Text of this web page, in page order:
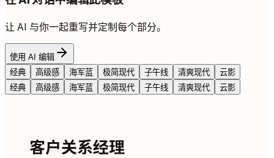
让 AI 与你一起重写并定制每个部分。
使用 AI 编辑
经典
高级感 海军蓝 极简现代 子午线 清爽现代
云影
经典
高级感 海军蓝 极简现代 子午线 清爽现代 云影
客户关系经理